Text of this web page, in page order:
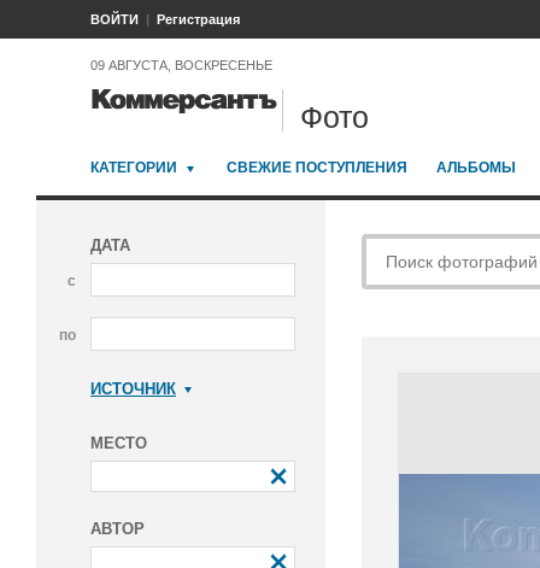
ВОЙТИ Регистрация
09 АВГУСТА, ВОСКРЕСЕНЬЕ
Фото
КАТЕГОРИИ СВЕЖИЕ ПОСТУПЛЕНИЯ АЛЬБОМЫ
ДАТА
с
по
ИСТОЧНИК
МЕСТО
АВТОР